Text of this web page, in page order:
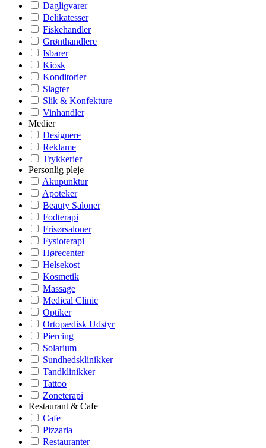
Dagligvarer
Delikatesser
Fiskehandler
Grønthandlere
Isbarer
Kiosk
Konditorier
Slagter
Slik & Konfekture
Vinhandler
Medier
Designere
Reklame
Trykkerier
Personlig pleje
Akupunktur
Apoteker
Beauty Saloner
Fodterapi
Frisørsaloner
Fysioterapi
Hørecenter
Helsekost
Kosmetik
Massage
Medical Clinic
Optiker
Ortopædisk Udstyr
Piercing
Solarium
Sundhedsklinikker
Tandklinikker
Tattoo
Zoneterapi
Restaurant & Cafe
Cafe
Pizzaria
Restauranter